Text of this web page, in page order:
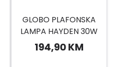
GLOBO PLAFONSKA
LAMPA HAYDEN 30W
194,90 KM